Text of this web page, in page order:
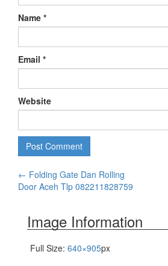
Name *
Email *
Website
← Folding Gate Dan Rolling
Door Aceh Tlp 082211828759
Image Information
Full Size: 640×905px